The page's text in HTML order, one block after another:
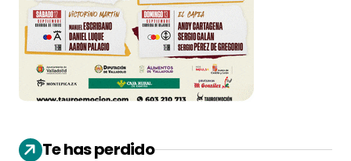
Te has perdido